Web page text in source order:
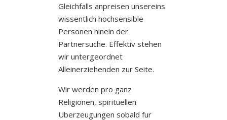
Gleichfalls anpreisen unsereins
wissentlich hochsensible
Personen hinein der
Partnersuche. Effektiv stehen
wir untergeordnet
Alleinerziehenden zur Seite.
Wir werden pro ganz
Religionen, spirituellen
Uberzeugungen sobald fur